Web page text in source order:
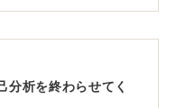
のいく答えを出そう
分析を終わらせてく